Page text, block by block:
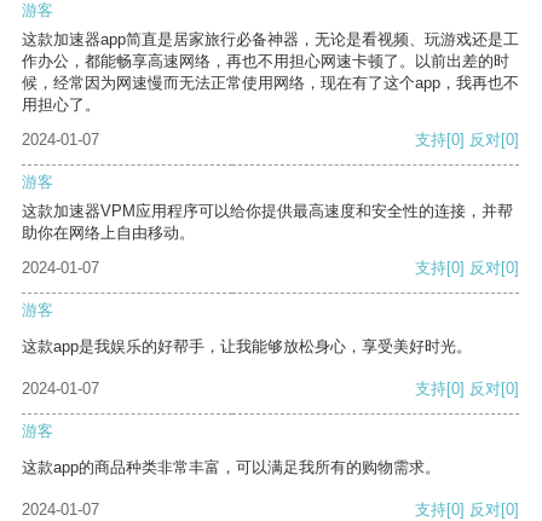
游客
这款加速器app简直是居家旅行必备神器，无论是看视频、玩游戏还是工
作办公，都能畅享高速网络，再也不用担心网速卡顿了。以前出差的时
候，经常因为网速慢而无法正常使用网络，现在有了这个app，我再也不
用担心了。
2024-01-07
支持[0] 反对[0]
游客
这款加速器VPM应用程序可以给你提供最高速度和安全性的连接，并帮
助你在网络上自由移动。
2024-01-07
支持[0] 反对[0]
游客
这款app是我娱乐的好帮手，让我能够放松身心，享受美好时光。
2024-01-07 支持[0] 反对[0]
游客
这款app的商品种类非常丰富，可以满足我所有的购物需求。
2024-01-07 支持[0] 反对[0]